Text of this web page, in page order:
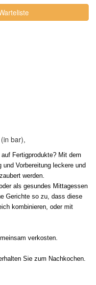
bar),
Fertigprodukte? Mit dem
Vorbereitung leckere und
werden.
als gesundes Mittagessen
Gerichte so zu, dass diese
kombinieren, oder mit
verkosten.
Sie zum Nachkochen.